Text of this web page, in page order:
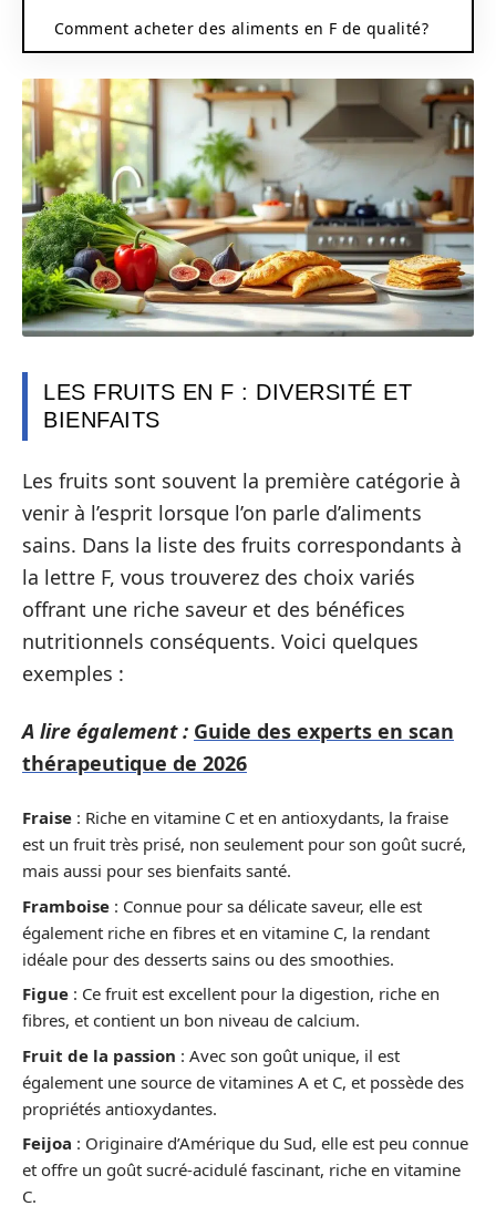
Comment acheter des aliments en F de qualité?
LES FRUITS EN F : DIVERSITÉ ET
BIENFAITS
Les fruits sont souvent la première catégorie à
venir à l’esprit lorsque l’on parle d’aliments
sains. Dans la liste des fruits correspondants à
la lettre F, vous trouverez des choix variés
offrant une riche saveur et des bénéfices
nutritionnels conséquents. Voici quelques
exemples :
A lire également : Guide des experts en scan
thérapeutique de 2026
Fraise : Riche en vitamine C et en antioxydants, la fraise
est un fruit très prisé, non seulement pour son goût sucré,
mais aussi pour ses bienfaits santé.
Framboise : Connue pour sa délicate saveur, elle est
également riche en fibres et en vitamine C, la rendant
idéale pour des desserts sains ou des smoothies.
Figue : Ce fruit est excellent pour la digestion, riche en
fibres, et contient un bon niveau de calcium.
Fruit de la passion : Avec son goût unique, il est
également une source de vitamines A et C, et possède des
propriétés antioxydantes.
Feijoa : Originaire d’Amérique du Sud, elle est peu connue
et offre un goût sucré-acidulé fascinant, riche en vitamine
C.